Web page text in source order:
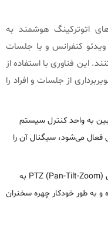
اتوترکینگ هوشمند به
ویدئو کنفرانس و یا جلسات
این فناوری با استفاده از
از جلسات و افراد را
به واحد کنترل سیستم
می‌شود، سیگنال آن را
ردیابی دقیق و قاب‌بندی خودکار: دوربین‌های PTZ (Pan-Tilt-Zoom) به
به طور خودکار چهره سخنران